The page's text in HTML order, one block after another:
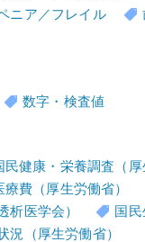
ニア／フレイル
数字・検査値
民健康・栄養調査（
療費（厚生労働省）
析医学会）
国
況（厚生労働省）